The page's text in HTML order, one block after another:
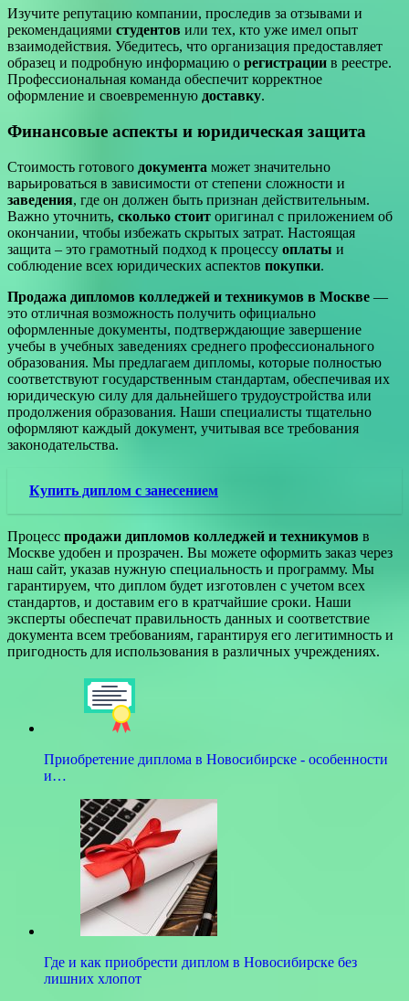
Изучите репутацию компании, проследив за отзывами и
рекомендациями студентов или тех, кто уже имел опыт
взаимодействия. Убедитесь, что организация предоставляет
образец и подробную информацию о регистрации в реестре.
Профессиональная команда обеспечит корректное
оформление и своевременную доставку.
Финансовые аспекты и юридическая защита
Стоимость готового документа может значительно
варьироваться в зависимости от степени сложности и
заведения, где он должен быть признан действительным.
Важно уточнить, сколько стоит оригинал с приложением об
окончании, чтобы избежать скрытых затрат. Настоящая
защита – это грамотный подход к процессу оплаты и
соблюдение всех юридических аспектов покупки.
Продажа дипломов колледжей и техникумов в Москве —
это отличная возможность получить официально
оформленные документы, подтверждающие завершение
учебы в учебных заведениях среднего профессионального
образования. Мы предлагаем дипломы, которые полностью
соответствуют государственным стандартам, обеспечивая их
юридическую силу для дальнейшего трудоустройства или
продолжения образования. Наши специалисты тщательно
оформляют каждый документ, учитывая все требования
законодательства.
Купить диплом с занесением
Процесс продажи дипломов колледжей и техникумов в
Москве удобен и прозрачен. Вы можете оформить заказ через
наш сайт, указав нужную специальность и программу. Мы
гарантируем, что диплом будет изготовлен с учетом всех
стандартов, и доставим его в кратчайшие сроки. Наши
эксперты обеспечат правильность данных и соответствие
документа всем требованиям, гарантируя его легитимность и
пригодность для использования в различных учреждениях.
Приобретение диплома в Новосибирске - особенности
и…
Где и как приобрести диплом в Новосибирске без
лишних хлопот